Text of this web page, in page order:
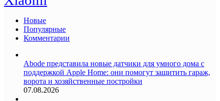
Новые
Популярные
Комментарии
Abode представила новые датчики для умного дома с
поддержкой Apple Home: они помогут защитить гараж,
ворота и хозяйственные постройки
07.08.2026